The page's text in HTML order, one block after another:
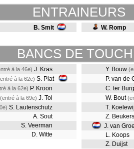
ENTRAINEURS
B. Smit W. Romp
BANCS DE
à la 46e) J. Kras
à la 62e) S. Plat
à la 62e) P. Kroon
(entré à la 69e) J. Tol
S. Lautenschutz
A. Sout
S. Veerman
D. Witte
Y. Bouw
P. van de
C. ter
W. Bout
T.
Z. Beukers
J. van
L. Koops
Z. Duijst